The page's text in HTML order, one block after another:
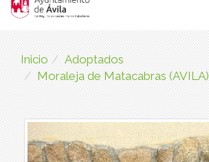
Inicio
Adoptados
Moraleja de Matacabras (AVILA)